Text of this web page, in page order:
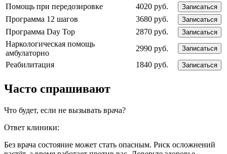
Помощь при передозировке 4020 руб. Записаться
Программа 12 шагов 3680 руб. Записаться
Программа Day Top 2870 руб. Записаться
Наркологическая помощь
амбулаторно
2990 руб. Записаться
Реабилитация 1840 руб. Записаться
Часто спрашивают
Что будет, если не вызывать врача?
Ответ клиники:
Без врача состояние может стать опасным. Риск осложнений